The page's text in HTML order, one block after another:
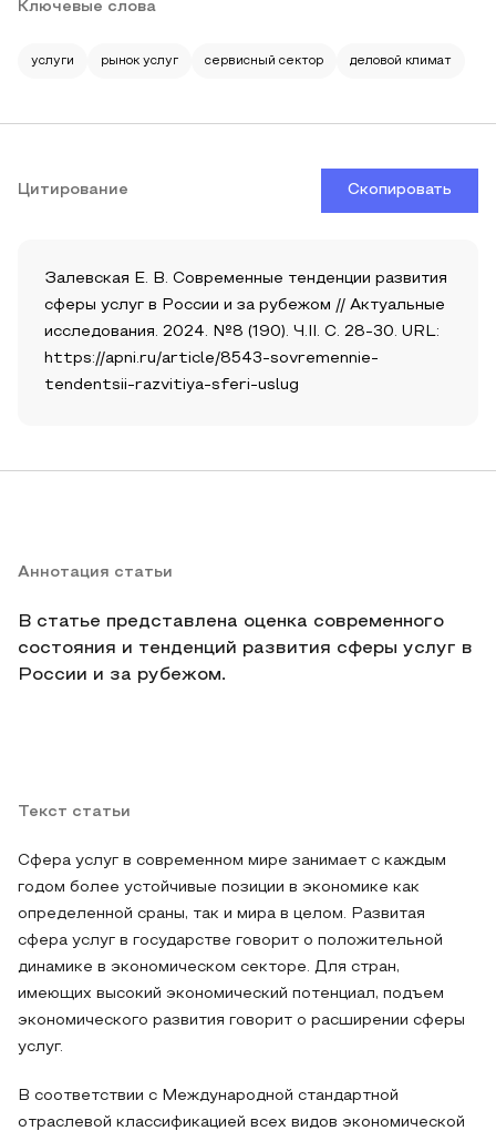
Ключевые слова
услуги рынок услуг сервисный сектор деловой климат
Цитирование Скопировать
Залевская Е. В. Современные тенденции развития
сферы услуг в России и за рубежом // Актуальные
исследования. 2024. №8 (190). Ч.II. С. 28-30. URL:
https://apni.ru/article/8543-sovremennie-
tendentsii-razvitiya-sferi-uslug
Аннотация статьи
В статье представлена оценка современного
состояния и тенденций развития сферы услуг в
России и за рубежом.
Текст статьи
Сфера услуг в современном мире занимает с каждым
годом более устойчивые позиции в экономике как
определенной сраны, так и мира в целом. Развитая
сфера услуг в государстве говорит о положительной
динамике в экономическом секторе. Для стран,
имеющих высокий экономический потенциал, подъем
экономического развития говорит о расширении сферы
услуг.
В соответствии с Международной стандартной
отраслевой классификацией всех видов экономической